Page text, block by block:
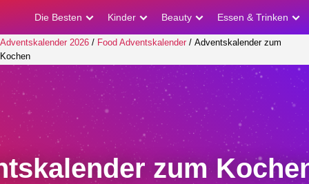
Die Besten Kinder Beauty Essen & Trinken
Adventskalender 2026 / Food Adventskalender / Adventskalender zum
Kochen
zum